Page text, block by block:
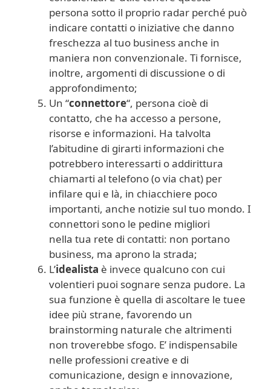
persona sotto il proprio radar perché può
indicare contatti o iniziative che danno
freschezza al tuo business anche in
maniera non convenzionale. Ti fornisce,
inoltre, argomenti di discussione o di
approfondimento;
Un “connettore“, persona cioè di
contatto, che ha accesso a persone,
risorse e informazioni. Ha talvolta
l’abitudine di girarti informazioni che
potrebbero interessarti o addirittura
chiamarti al telefono (o via chat) per
infilare qui e là, in chiacchiere poco
importanti, anche notizie sul tuo mondo. I
connettori sono le pedine migliori
nella tua rete di contatti: non portano
business, ma aprono la strada;
L’idealista è invece qualcuno con cui
volentieri puoi sognare senza pudore. La
sua funzione è quella di ascoltare le tuee
idee più strane, favorendo un
brainstorming naturale che altrimenti
non troverebbe sfogo. E’ indispensabile
nelle professioni creative e di
comunicazione, design e innovazione,